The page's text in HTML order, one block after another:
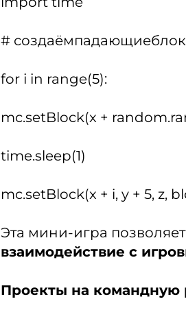
#
for i in range(5):
mc.setBlock(x +
time.sleep(1)
mc.setBlock(x + i, y + 5, z,
Эта мини-игра
взаимодействие с
Проекты на командную